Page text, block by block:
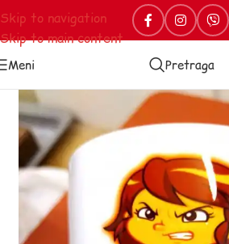
Skip to navigation
Skip to main content
Meni Pretraga